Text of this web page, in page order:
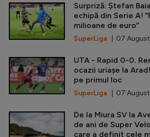
Surpriză: Ștefan
echipă din Serie A!
milioane de euro”
SuperLiga | 07
UTA - Rapid 0-0.
ocazii uriașe la
pe primul loc
SuperLiga | 07
De la Miura SV la
de ani de Super
care a definit cele